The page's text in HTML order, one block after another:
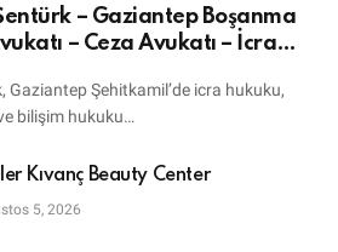
– Gaziantep Boşanma
– Ceza Avukatı – İcra
Gaziantep Şehitkamil’de icra hukuku,
bilişim hukuku…
Kıvanç Beauty Center
5, 2026